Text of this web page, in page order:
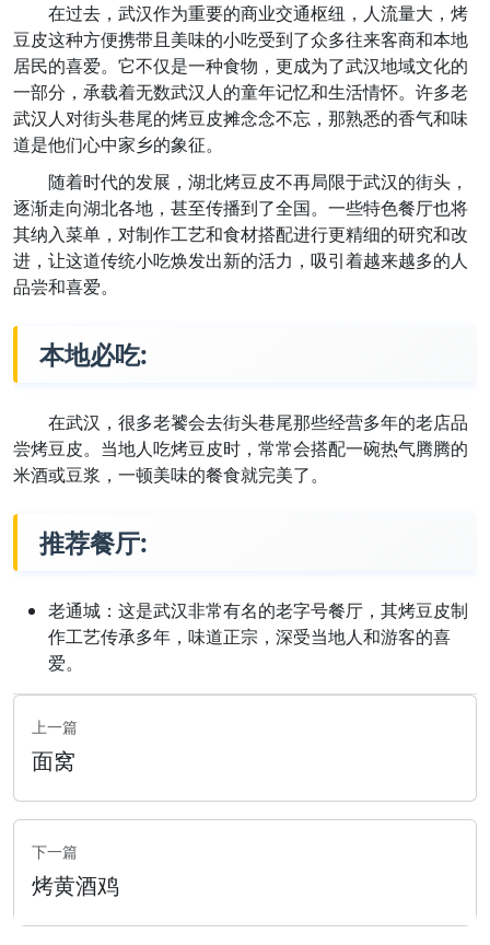
在过去，武汉作为重要的商业交通枢纽，人流量大，烤
豆皮这种方便携带且美味的小吃受到了众多往来客商和本地
居民的喜爱。它不仅是一种食物，更成为了武汉地域文化的
一部分，承载着无数武汉人的童年记忆和生活情怀。许多老
武汉人对街头巷尾的烤豆皮摊念念不忘，那熟悉的香气和味
道是他们心中家乡的象征。
随着时代的发展，湖北烤豆皮不再局限于武汉的街头，
逐渐走向湖北各地，甚至传播到了全国。一些特色餐厅也将
其纳入菜单，对制作工艺和食材搭配进行更精细的研究和改
进，让这道传统小吃焕发出新的活力，吸引着越来越多的人
品尝和喜爱。
本地必吃:
在武汉，很多老饕会去街头巷尾那些经营多年的老店品
尝烤豆皮。当地人吃烤豆皮时，常常会搭配一碗热气腾腾的
米酒或豆浆，一顿美味的餐食就完美了。
推荐餐厅:
老通城：这是武汉非常有名的老字号餐厅，其烤豆皮制
作工艺传承多年，味道正宗，深受当地人和游客的喜
爱。
上一篇
面窝
下一篇
烤黄酒鸡